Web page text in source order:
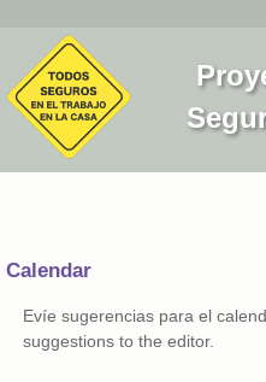
Calendar
Evíe sugerencias para el
suggestions to the editor.